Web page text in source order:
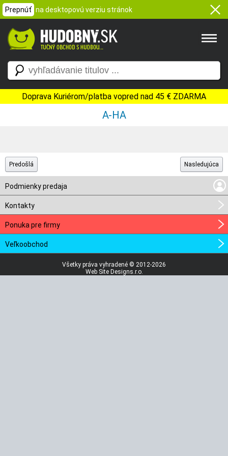
Prepnúť na desktopovú verziu stránok
Doprava Kuriérom/platba vopred nad 45 € ZDARMA
A-HA
Predošlá Nasledujúca
Podmienky predaja
Kontakty
Ponuka pre firmy
Veľkoobchod
Všetky práva vyhradené © 2012-2026
Web Site Designs.r.o.